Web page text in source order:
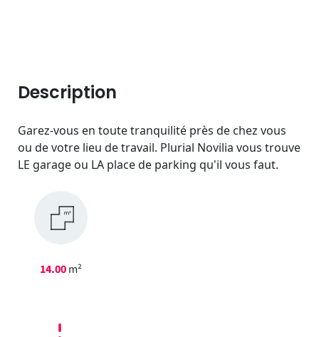
Description
Garez-vous en toute tranquilité près de chez vous
ou de votre lieu de travail. Plurial Novilia vous trouve
LE garage ou LA place de parking qu'il vous faut.
14.00m²